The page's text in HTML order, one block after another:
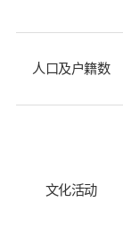
人口及户籍数
文化活动